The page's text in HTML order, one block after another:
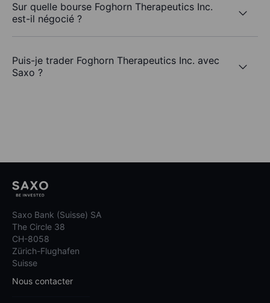
Sur quelle bourse Foghorn Therapeutics Inc.
est-il négocié ?
Puis-je trader Foghorn Therapeutics Inc. avec
Saxo ?
Saxo Bank (Suisse) SA
The Circle 38
CH-8058
Zürich-Flughafen
Suisse
Nous contacter